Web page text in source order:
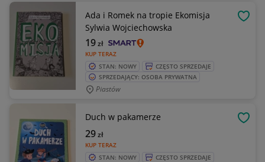
Ada i Romek na tropie Ekomisja
Sylwia Wojciechowska
KUP TERAZ
19zł
STAN: NOWY
CZĘSTO SPRZEDAJE
SPRZEDAJĄCY: OSOBA PRYWATNA
Piastów
Duch w pakamerze
KUP TERAZ
29zł
STAN: NOWY
CZĘSTO SPRZEDAJE